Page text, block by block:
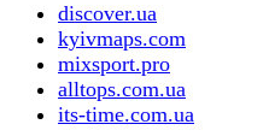
discover.ua
kyivmaps.com
mixsport.pro
alltops.com.ua
its-time.com.ua